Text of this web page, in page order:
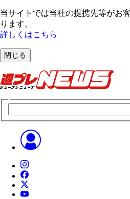
当サイトでは当社の提携先等がお
ります。
詳しくはこちら
閉じる